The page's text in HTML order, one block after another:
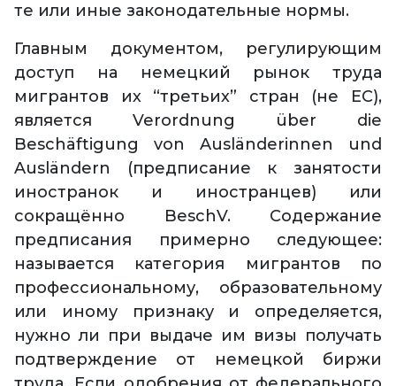
те или иные законодательные нормы.
Главным документом, регулирующим
доступ на немецкий рынок труда
мигрантов их “третьих” стран (не ЕС),
является Verordnung über die
Beschäftigung von Ausländerinnen und
Ausländern (предписание к занятости
иностранок и иностранцев) или
сокращённо BeschV. Содержание
предписания примерно следующее:
называется категория мигрантов по
профессиональному, образовательному
или иному признаку и определяется,
нужно ли при выдаче им визы получать
подтверждение от немецкой биржи